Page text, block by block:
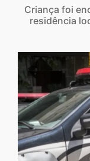
Criança foi
residência